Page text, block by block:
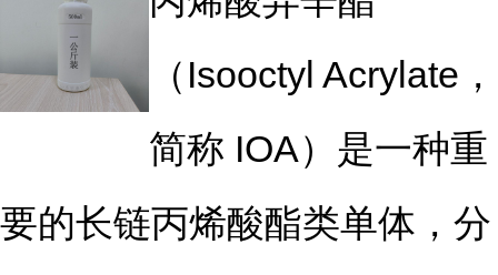
（Isooctyl Acrylate，
简称 IOA）是一种重
要的长链丙烯酸酯类单体，分